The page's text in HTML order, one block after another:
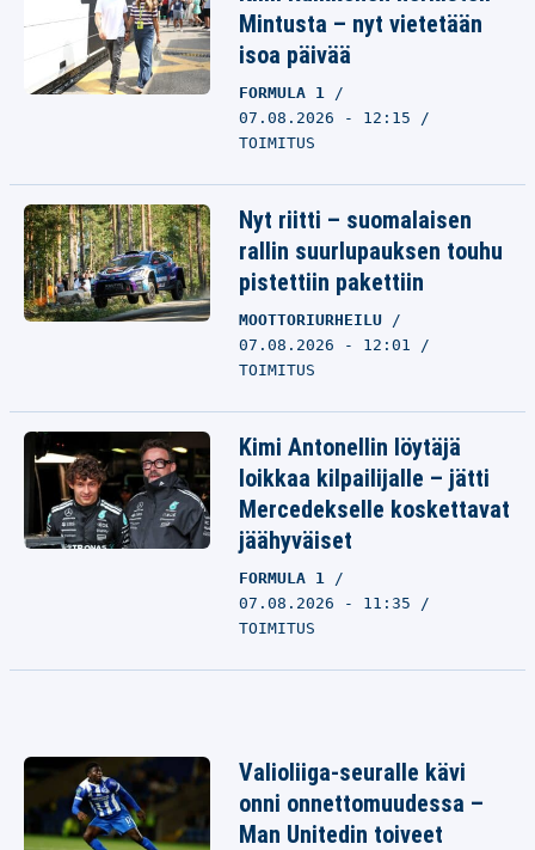
Mintusta – nyt vietetään
isoa päivää
FORMULA 1
07.08.2026 - 12:15
TOIMITUS
Nyt riitti – suomalaisen
rallin suurlupauksen touhu
pistettiin pakettiin
MOOTTORIURHEILU
07.08.2026 - 12:01
TOIMITUS
Kimi Antonellin löytäjä
loikkaa kilpailijalle – jätti
Mercedekselle koskettavat
jäähyväiset
FORMULA 1
07.08.2026 - 11:35
TOIMITUS
Valioliiga-seuralle kävi
onni onnettomuudessa –
Man Unitedin toiveet